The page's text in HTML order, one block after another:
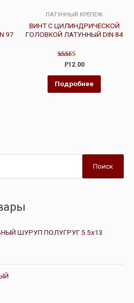
97
ЛАТУННЫЙ КРЕПЕЖ
ВИНТ С ЦИЛИНДРИЧЕСКОЙ
ГОЛОВКОЙ ЛАТУННЫЙ DIN 84
Оценка
4.00
из 5
Р12.00
Подробнее
Поиск
ШУРУП ПОЛУГРУГ 5.5х13